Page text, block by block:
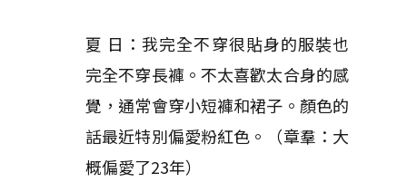
夏 日：我完全不穿很貼身的服裝也
完全不穿長褲。不太喜歡太合身的感
覺，通常會穿小短褲和裙子。顏色的
話最近特別偏愛粉紅色。（章羣：大
概偏愛了23年）